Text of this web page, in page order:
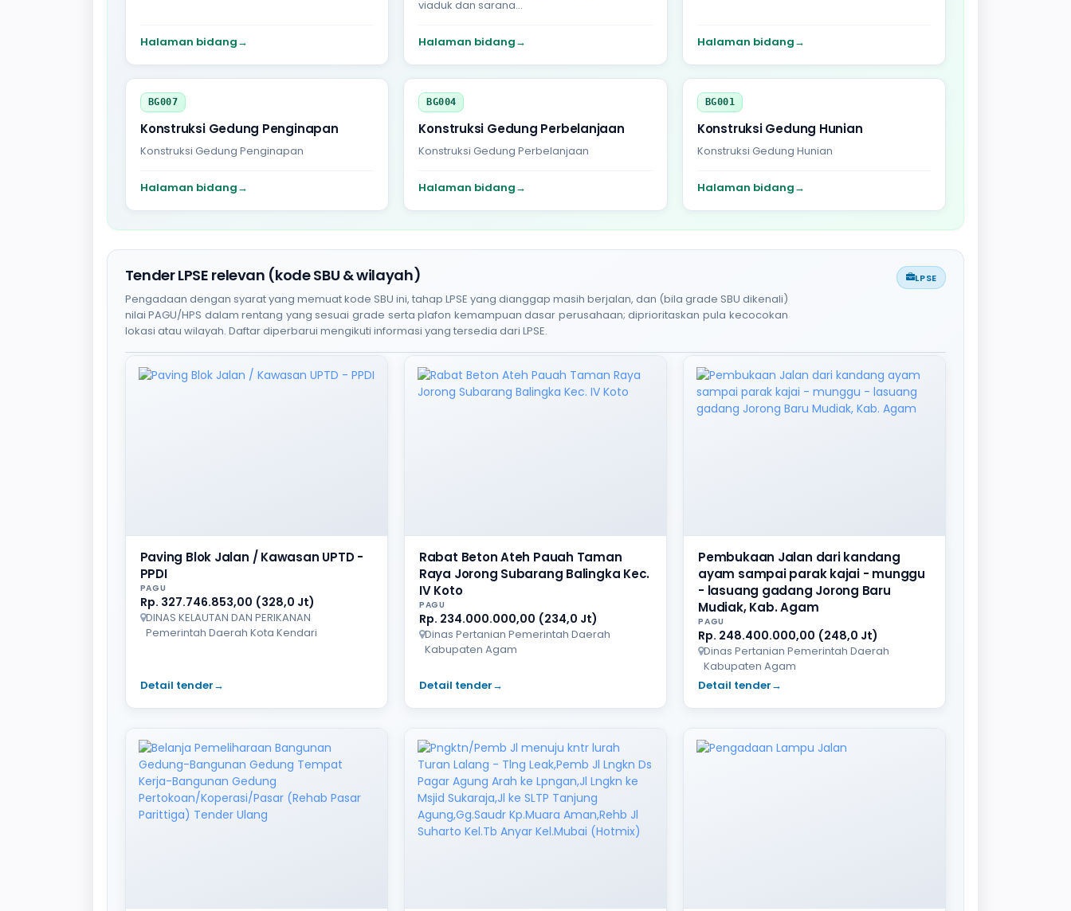
Halaman bidang→
viaduk dan sarana...
Halaman bidang→ Halaman bidang→
BG007
Konstruksi Gedung Penginapan
Konstruksi Gedung Penginapan
Halaman bidang→
BG004
Konstruksi Gedung Perbelanjaan
Konstruksi Gedung Perbelanjaan
Halaman bidang→
BG001
Konstruksi Gedung Hunian
Konstruksi Gedung Hunian
Halaman bidang→
Tender LPSE relevan (kode SBU & wilayah)
Pengadaan dengan syarat yang memuat kode SBU ini, tahap LPSE yang dianggap masih berjalan, dan (bila grade SBU dikenali)
nilai PAGU/HPS dalam rentang yang sesuai grade serta plafon kemampuan dasar perusahaan; diprioritaskan pula kecocokan
lokasi atau wilayah. Daftar diperbarui mengikuti informasi yang tersedia dari LPSE.
LPSE
Paving Blok Jalan / Kawasan UPTD -
PPDI
PAGU
Rp. 327.746.853,00 (328,0 Jt)
DINAS KELAUTAN DAN PERIKANAN
Pemerintah Daerah Kota Kendari
Detail tender→
Rabat Beton Ateh Pauah Taman
Raya Jorong Subarang Balingka Kec.
IV Koto
PAGU
Rp. 234.000.000,00 (234,0 Jt)
Dinas Pertanian Pemerintah Daerah
Kabupaten Agam
Detail tender→
Pembukaan Jalan dari kandang
ayam sampai parak kajai - munggu
- lasuang gadang Jorong Baru
Mudiak, Kab. Agam
PAGU
Rp. 248.400.000,00 (248,0 Jt)
Dinas Pertanian Pemerintah Daerah
Kabupaten Agam
Detail tender→